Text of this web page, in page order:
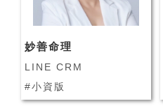
妙善命理
LINE CRM
#小資版